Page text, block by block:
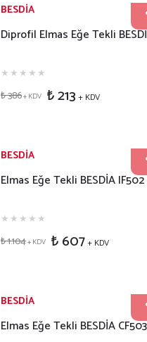
BESDİA
Diprofil Elmas Eğe Tekli
₺ 386+ KDV ₺ 213 + KDV
BESDİA
Elmas Eğe Tekli BESDİA IF502
₺ 1.104+ KDV ₺ 607+ KDV
BESDİA
Elmas Eğe Tekli BESDİA CF503